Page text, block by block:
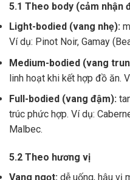
5.1 Theo body (cảm nhận
Light-bodied (vang nhẹ):
Ví dụ: Pinot Noir, Gamay
Medium-bodied (vang
linh hoạt khi kết hợp đồ ăn.
Full-bodied (vang đậm):
trúc phức hợp. Ví dụ:
Malbec.
5.2 Theo hương vị
Vang ngọt: dễ uống, hậu vị